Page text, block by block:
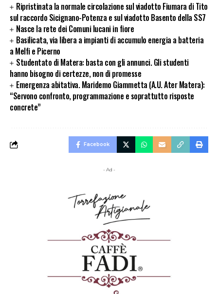
Ripristinata la normale circolazione sul viadotto Fiumara di Tito
sul raccordo Sicignano-Potenza e sul viadotto Basento della SS7
Nasce la rete dei Comuni lucani in fiore
Basilicata, via libera a impianti di accumulo energia a batteria
a Melfi e Picerno
Studentato di Matera: basta con gli annunci. Gli studenti
hanno bisogno di certezze, non di promesse
Emergenza abitativa. Maridemo Giammetta (A.U. Ater Matera):
“Servono confronto, programmazione e soprattutto risposte
concrete”
Facebook
- Ad -